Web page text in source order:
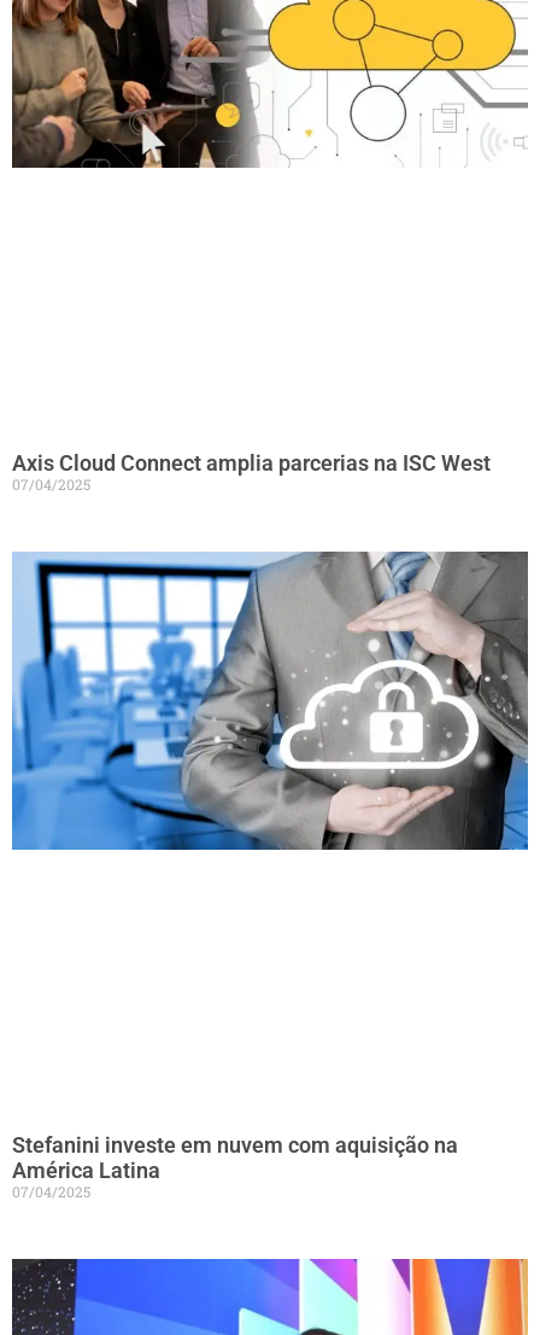
Axis Cloud Connect amplia parcerias na ISC West
07/04/2025
Stefanini investe em nuvem com aquisição na
América Latina
07/04/2025